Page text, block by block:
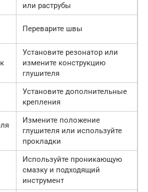
или раструбы
Переварите швы
Установите резонатор или
измените конструкцию
глушителя
Установите дополнительные
крепления
Измените положение
глушителя или используйте
прокладки
Используйте проникающую
смазку и подходящий
инструмент